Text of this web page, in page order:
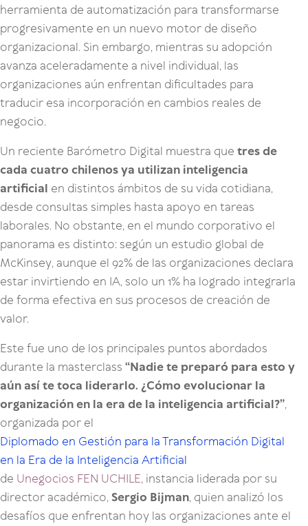
herramienta de automatización para transformarse
progresivamente en un nuevo motor de diseño
organizacional. Sin embargo, mientras su adopción
avanza aceleradamente a nivel individual, las
organizaciones aún enfrentan dificultades para
traducir esa incorporación en cambios reales de
negocio.
Un reciente Barómetro Digital muestra que tres de
cada cuatro chilenos ya utilizan inteligencia
artificial en distintos ámbitos de su vida cotidiana,
desde consultas simples hasta apoyo en tareas
laborales. No obstante, en el mundo corporativo el
panorama es distinto: según un estudio global de
McKinsey, aunque el 92% de las organizaciones declara
estar invirtiendo en IA, solo un 1% ha logrado integrarla
de forma efectiva en sus procesos de creación de
valor.
Este fue uno de los principales puntos abordados
durante la masterclass “Nadie te preparó para esto y
aún así te toca liderarlo. ¿Cómo evolucionar la
organización en la era de la inteligencia artificial?”,
organizada por el
Diplomado en Gestión para la Transformación Digital
en la Era de la Inteligencia Artificial
de Unegocios FEN UCHILE, instancia liderada por su
director académico,Sergio Bijman, quien analizó los
desafíos que enfrentan hoy las organizaciones ante el